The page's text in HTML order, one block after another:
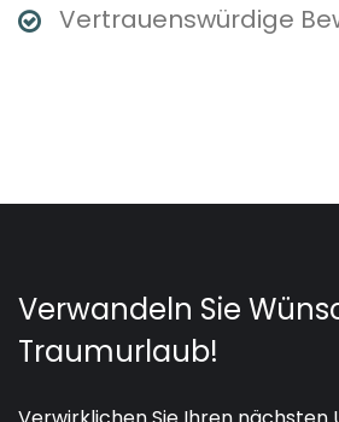
Vertrauenswürdige